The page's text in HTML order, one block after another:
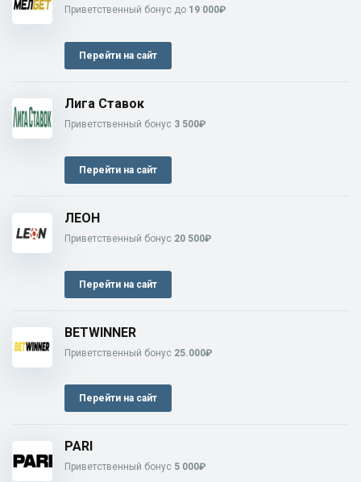
Приветственный бонус до 19 000₽
Перейти на сайт
Лига Ставок
Приветственный бонус 3 500₽
Перейти на сайт
ЛЕОН
Приветственный бонус 20 500₽
Перейти на сайт
BETWINNER
Приветственный бонус 25.000₽
Перейти на сайт
PARI
Приветственный бонус 5 000₽